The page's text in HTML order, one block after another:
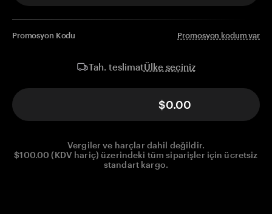
Promosyon Kodu Promosyon kodum var
Tah. teslimatÜlke seçiniz
$0.00
Vergiler ve harçlar dahil değildir.
$100.00 (KDV hariç) üzerindeki tüm siparişler için ücretsiz
standart kargo.